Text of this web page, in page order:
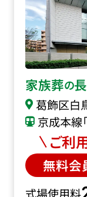
家族葬の
葛飾区白
京成本線
ご利
無料会
式場使用料